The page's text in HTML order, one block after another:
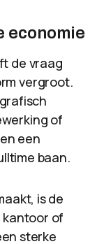
economie
de vraag
vergroot.
of
een
baan.
is de
kantoor of
sterke